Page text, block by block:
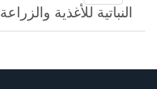
النباتية للأغذية والزراعة